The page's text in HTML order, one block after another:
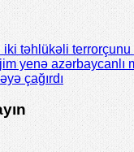
iki təhlükəli terrorçunu
yenə azərbaycanlı
çağırdı